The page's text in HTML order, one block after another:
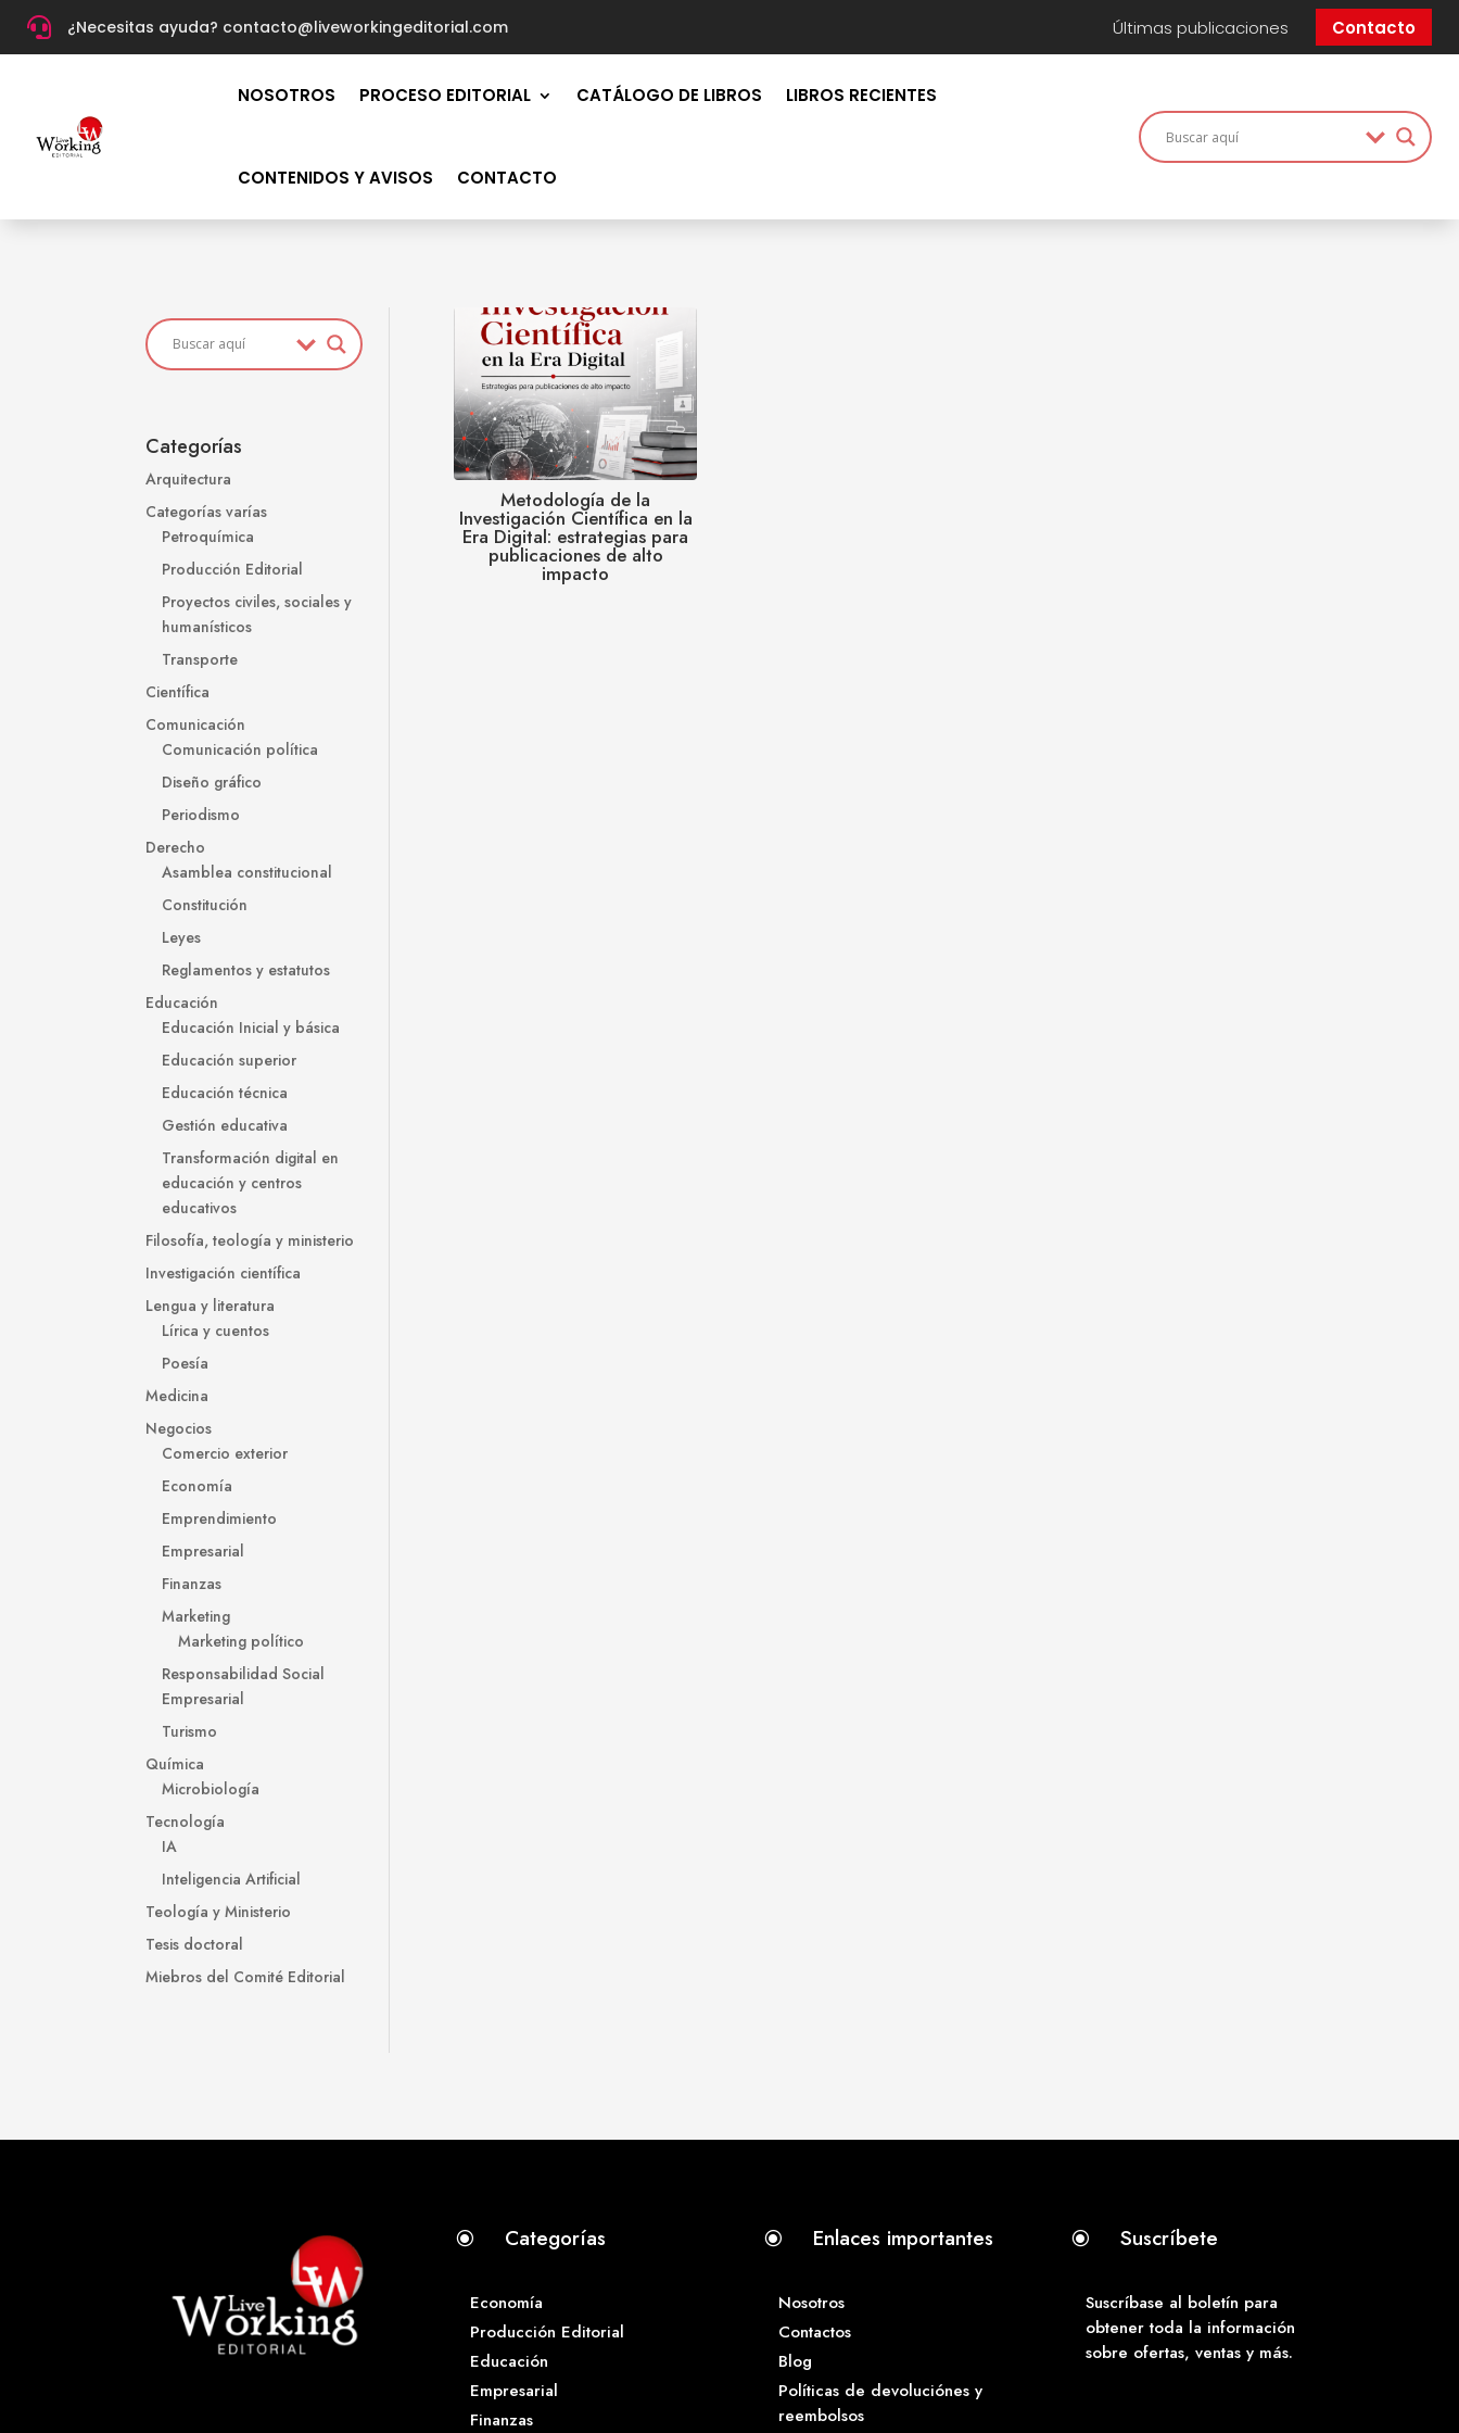
 ¿Necesitas ayuda? contacto@liveworkingeditorial.com Últimas publicaciones Contacto
NOSOTROS PROCESO EDITORIAL CATÁLOGO DE LIBROS LIBROS RECIENTES
CONTENIDOS Y AVISOS CONTACTO
Categorías
Arquitectura
Categorías varías
Petroquímica
Producción Editorial
Proyectos civiles, sociales y
humanísticos
Transporte
Científica
Comunicación
Comunicación política
Diseño gráfico
Periodismo
Derecho
Asamblea constitucional
Constitución
Leyes
Reglamentos y estatutos
Educación
Educación Inicial y básica
Educación superior
Educación técnica
Gestión educativa
Transformación digital en
educación y centros
educativos
Filosofía, teología y ministerio
Investigación científica
Lengua y literatura
Lírica y cuentos
Poesía
Medicina
Negocios
Comercio exterior
Economía
Emprendimiento
Empresarial
Finanzas
Marketing
Marketing político
Responsabilidad Social
Empresarial
Turismo
Química
Microbiología
Tecnología
IA
Inteligencia Artificial
Teología y Ministerio
Tesis doctoral
Miebros del Comité Editorial
Metodología de la
Investigación Científica en la
Era Digital: estrategias para
publicaciones de alto
impacto
\ Categorías
Economía
Producción Editorial
Educación
Empresarial
Finanzas
\ Enlaces importantes
Nosotros
Contactos
Blog
Políticas de devoluciónes y
reembolsos
\ Suscríbete
Suscríbase al boletín para
obtener toda la información
sobre ofertas, ventas y más.